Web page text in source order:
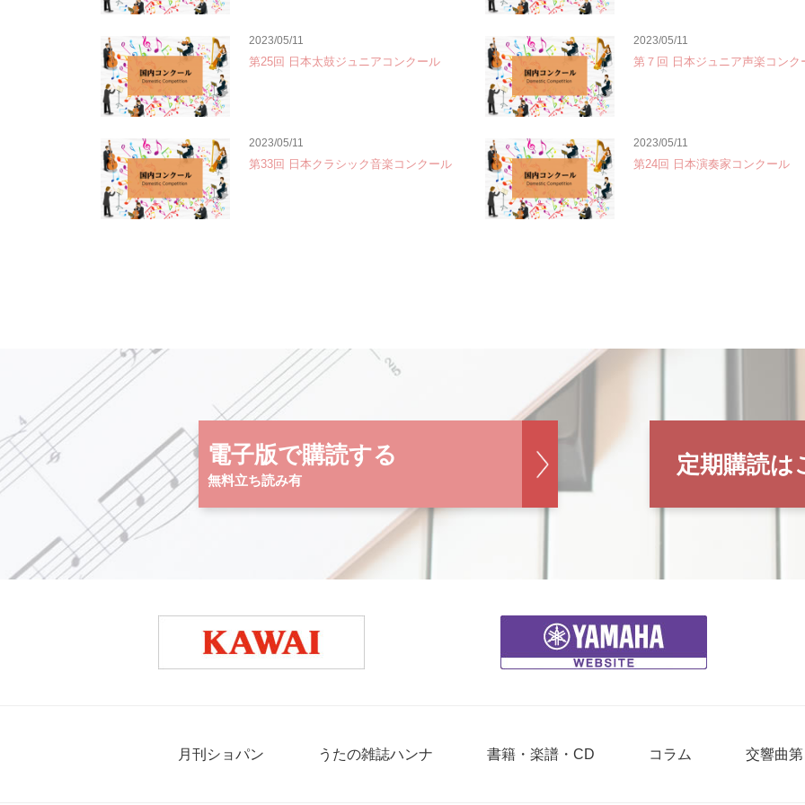
2023/05/11
第25回 日本太鼓ジュニアコンクール
2023/05/11
第７回 日本ジュニア声楽コンク
2023/05/11
第33回 日本クラシック音楽コンクール
2023/05/11
第24回 日本演奏家コンクール
電子版で購読する
無料立ち読み有
定期購読は
月刊ショパン うたの雑誌ハンナ 書籍・楽譜・CD コラム 交響曲